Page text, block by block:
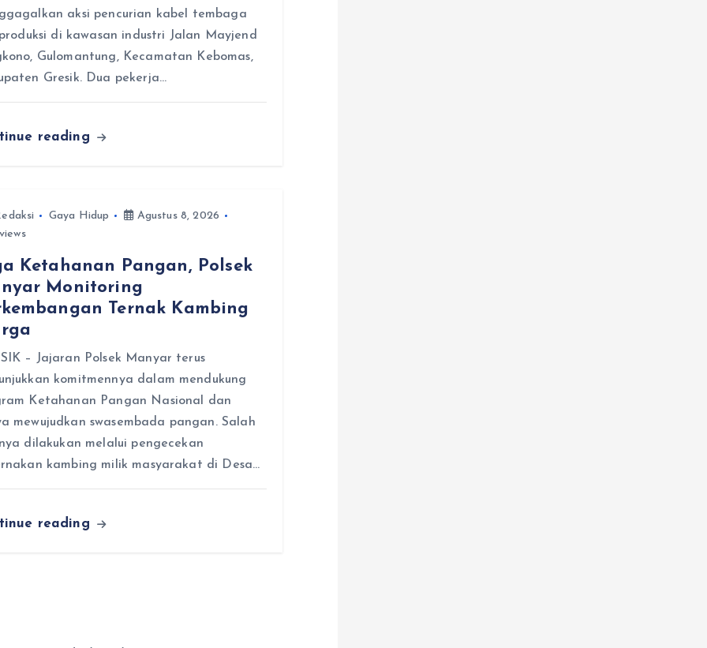
aksi pencurian kabel tembaga
di kawasan industri Jalan Mayjend
Gulomantung, Kecamatan Kebomas,
Gresik. Dua pekerja…
reading
Gaya Hidup
Agustus 8, 2026
Ketahanan Pangan, Polsek
Monitoring
Ternak Kambing
– Jajaran Polsek Manyar terus
komitmennya dalam mendukung
Ketahanan Pangan Nasional dan
mewujudkan swasembada pangan. Salah
dilakukan melalui pengecekan
kambing milik masyarakat di Desa…
reading